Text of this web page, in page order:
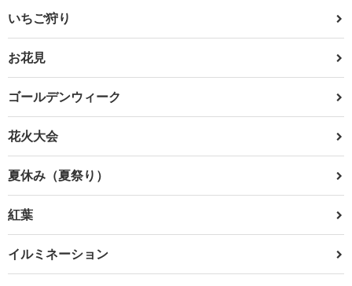
いちご狩り
お花見
ゴールデンウィーク
花火大会
夏休み（夏祭り）
紅葉
イルミネーション